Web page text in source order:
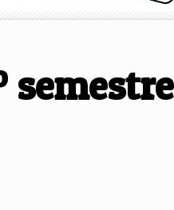
semestre